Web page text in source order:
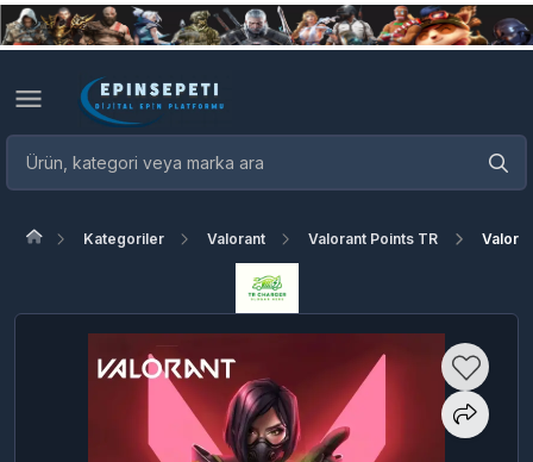
Kategoriler Valorant Valorant Points TR